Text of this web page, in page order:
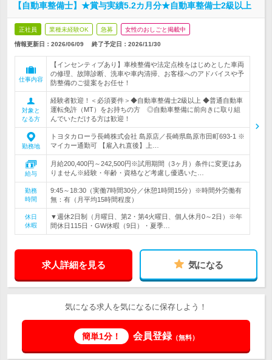
【自動車整備士】★賞与実績5.2カ月分★自動車整備士2級以上
正社員 業種未経験OK 急募 女性のおしごと掲載中
情報更新日：2026/06/09 終了予定日： 2026/11/30
仕事内容
【インセンティブあり】車検整備や法定点検をはじめとした車両
の修理、故障診断、洗車や車内清掃、お客様へのアドバイスや予
防整備のご提案をお任せ！
対象と
なる方
経験者歓迎！＜必須要件＞◆自動車整備士2級以上 ◆普通自動車
運転免許（MT）をお持ちの方 ◎自動車整備に前向きに取り組
んでいただける方は歓迎！
勤務地
トヨタカローラ長崎株式会社 島原店／長崎県島原市田町693-1 ※
マイカー通勤可 【雇入れ直後】上…
給与
月給200,400円～242,500円※試用期間（3ヶ月）条件に変更はあ
りません※経験・年齢・資格など考慮し優遇いた…
勤務
時間
9:45～18:30（実働7時間30分／休憩1時間15分）※時間外労働有
無：有（月平均15時間程度）
休日
休暇
▼週休2日制（月曜日、第2・第4火曜日、個人休月0～2日）※年
間休日115日・GW休暇（9日）・夏季…
求人詳細を見る 気になる
気になる求人を気になるに保存しよう！
簡単1分！ 会員登録（無料）